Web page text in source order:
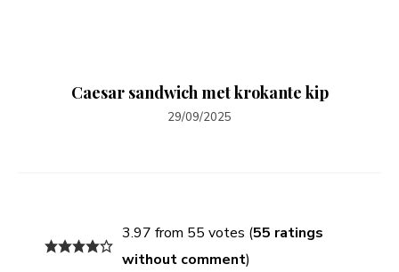
Caesar sandwich met krokante kip
29/09/2025
3.97 from 55 votes (55 ratings
without comment)